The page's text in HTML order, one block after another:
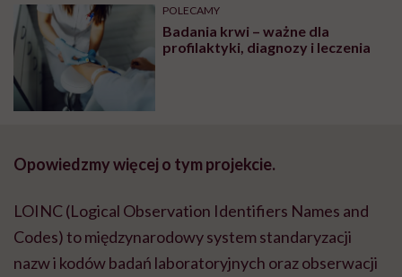
POLECAMY
Badania krwi – ważne dla
profilaktyki, diagnozy i leczenia
Opowiedzmy więcej o tym projekcie.
LOINC (Logical Observation Identifiers Names and
Codes) to międzynarodowy system standaryzacji
nazw i kodów badań laboratoryjnych oraz obserwacji